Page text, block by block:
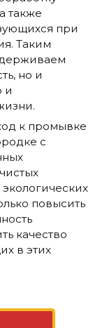
также
при
Таким
но и
и
к промывке
с
повысить
качество
в этих